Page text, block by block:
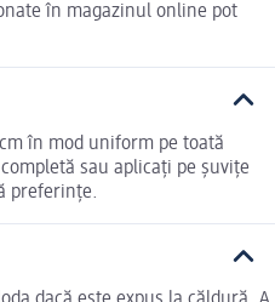
în magazinul online pot
în mod uniform pe toată
sau aplicați pe șuvițe
preferințe.